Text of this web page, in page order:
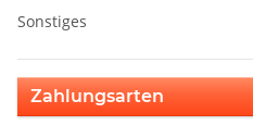
Sonstiges
Zahlungsarten